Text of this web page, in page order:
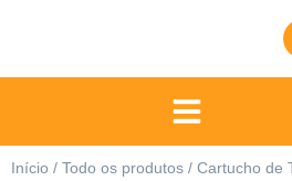
Início / Todo os produtos / Cartucho de